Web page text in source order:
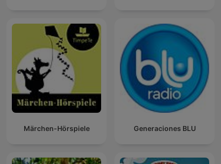
Märchen-Hörspiele Generaciones BLU